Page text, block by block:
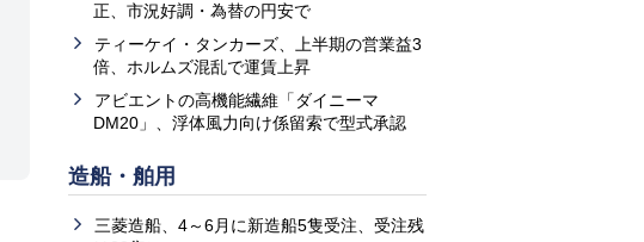
正、市況好調・為替の円安で
ティーケイ・タンカーズ、上半期の営業益3
倍、ホルムズ混乱で運賃上昇
アビエントの高機能繊維「ダイニーマ
DM20」、浮体風力向け係留索で型式承認
造船・舶用
三菱造船、4～6月に新造船5隻受注、受注残